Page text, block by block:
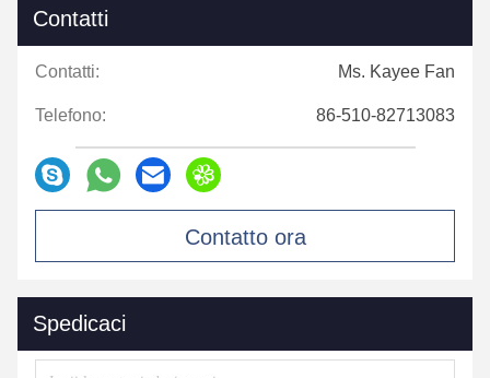
Contatti
Contatti: Ms. Kayee Fan
Telefono: 86-510-82713083
Contatto ora
Spedicaci